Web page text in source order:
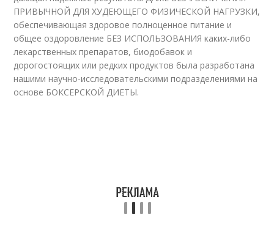
ПРИВЫЧНОЙ ДЛЯ ХУДЕЮЩЕГО ФИЗИЧЕСКОЙ НАГРУЗКИ,
обеспечивающая здоровое полноценное питание и
общее оздоровление БЕЗ ИСПОЛЬЗОВАНИЯ каких-либо
лекарственных препаратов, биодобавок и
дорогостоящих или редких продуктов была разработана
нашими научно-исследовательскими подразделениями на
основе БОКСЕРСКОЙ ДИЕТЫ.